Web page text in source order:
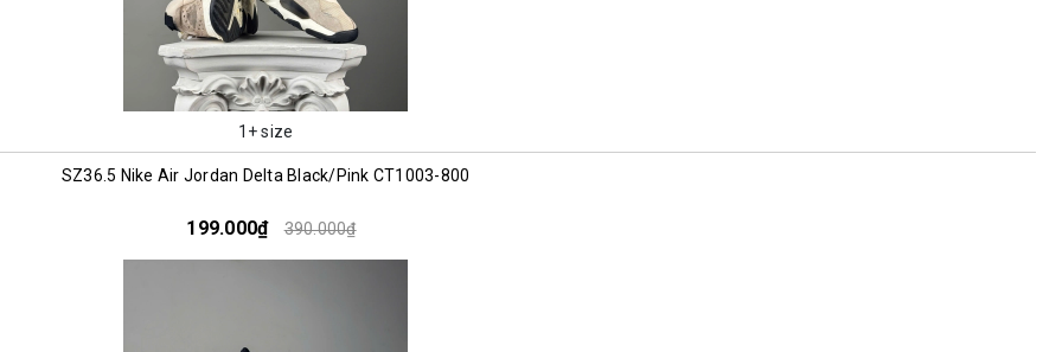
1+ size
SZ36.5 Nike Air Jordan Delta Black/Pink CT1003-800
199.000₫ 390.000₫